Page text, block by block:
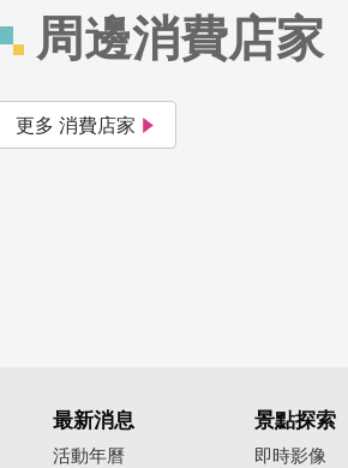
周邊消費店家
更多 消費店家
最新消息
活動年曆
景點探索
即時影像